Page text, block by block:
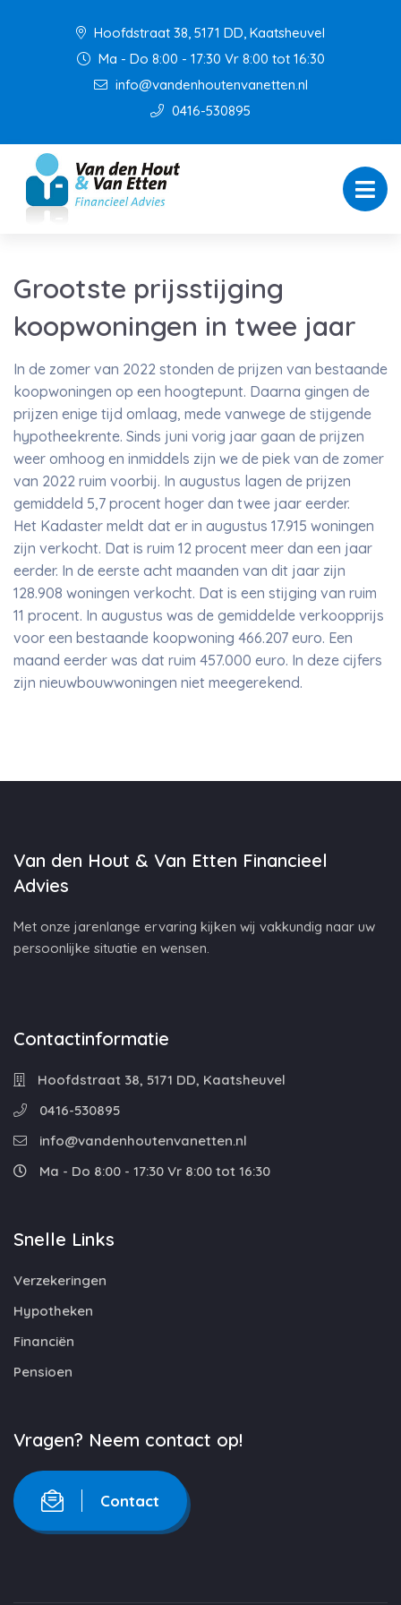
Hoofdstraat 38, 5171 DD, Kaatsheuvel
Ma - Do 8:00 - 17:30 Vr 8:00 tot 16:30
info@vandenhoutenvanetten.nl
0416-530895
Grootste prijsstijging
koopwoningen in twee jaar
In de zomer van 2022 stonden de prijzen van bestaande
koopwoningen op een hoogtepunt. Daarna gingen de
prijzen enige tijd omlaag, mede vanwege de stijgende
hypotheekrente. Sinds juni vorig jaar gaan de prijzen
weer omhoog en inmiddels zijn we de piek van de zomer
van 2022 ruim voorbij. In augustus lagen de prijzen
gemiddeld 5,7 procent hoger dan twee jaar eerder.
Het Kadaster meldt dat er in augustus 17.915 woningen
zijn verkocht. Dat is ruim 12 procent meer dan een jaar
eerder. In de eerste acht maanden van dit jaar zijn
128.908 woningen verkocht. Dat is een stijging van ruim
11 procent. In augustus was de gemiddelde verkoopprijs
voor een bestaande koopwoning 466.207 euro. Een
maand eerder was dat ruim 457.000 euro. In deze cijfers
zijn nieuwbouwwoningen niet meegerekend.
Van den Hout & Van Etten Financieel
Advies
Met onze jarenlange ervaring kijken wij vakkundig naar uw
persoonlijke situatie en wensen.
Contactinformatie
Hoofdstraat 38, 5171 DD, Kaatsheuvel
0416-530895
info@vandenhoutenvanetten.nl
Ma - Do 8:00 - 17:30 Vr 8:00 tot 16:30
Snelle Links
Verzekeringen
Hypotheken
Financiën
Pensioen
Vragen? Neem contact op!
Contact